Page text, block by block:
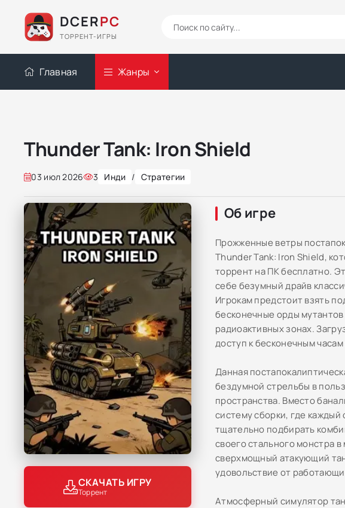
DCERPC
ТОРРЕНТ-ИГРЫ
Главная Жанры
Thunder Tank: Iron Shield
03 июл 2026 3 Инди / Стратегии
СКАЧАТЬ ИГРУ
Торрент
Об игре
Прожженные ветры
Thunder Tank: Iron Shield,
торрент на ПК бесплатно.
себе безумный драйв
Игрокам предстоит взять
бесконечные орды
радиоактивных зонах.
доступ к бесконечным
Данная
бездумной стрельбы в
пространства. Вместо
систему сборки, где каждый
тщательно подбирать
своего стального монстра
сверхмощный атакующий
удовольствие от
Атмосферный симулятор